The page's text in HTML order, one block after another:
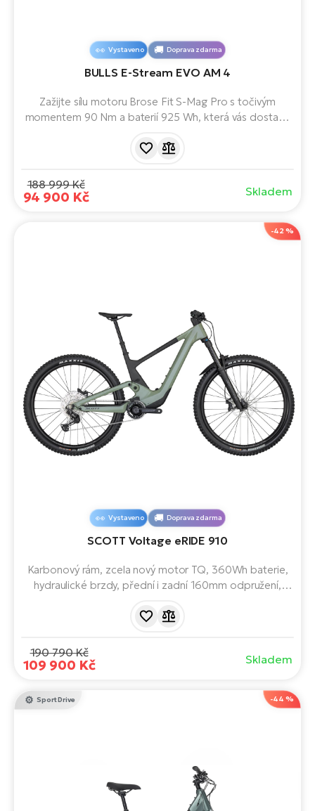
Vystaveno Doprava zdarma
BULLS E-Stream EVO AM 4
Zažijte sílu motoru Brose Fit S-Mag Pro s točivým
momentem 90 Nm a baterií 925 Wh, která vás dostane
plášťům Maxxis Minion projedete i nejtěžší terény.
188 999 Kč
94 900 Kč Skladem
-42 %
Vystaveno Doprava zdarma
SCOTT Voltage eRIDE 910
Karbonový rám, zcela nový motor TQ, 360Wh baterie,
hydraulické brzdy, přední i zadní 160mm odpružení,
nízká váha - 19,5 kg hrajou u tohoto modelu prim. Pro e-
a schopném trailovém elektrokole.
190 790 Kč
109 900 Kč Skladem
-44 %
Sport Drive